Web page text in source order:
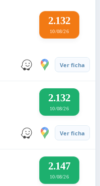
2.132
10/08/26
Ver ficha
2.132
10/08/26
Ver ficha
2.147
10/08/26